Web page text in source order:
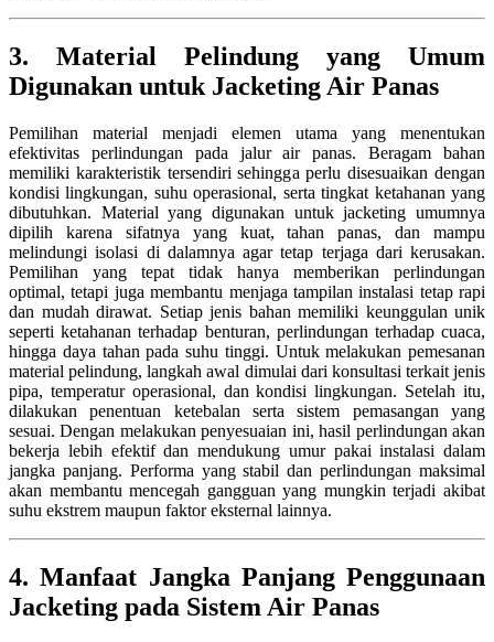
3. Material Pelindung yang Umum
Digunakan untuk Jacketing Air Panas
Pemilihan material menjadi elemen utama yang menentukan
efektivitas perlindungan pada jalur air panas. Beragam bahan
memiliki karakteristik tersendiri sehingga perlu disesuaikan dengan
kondisi lingkungan, suhu operasional, serta tingkat ketahanan yang
dibutuhkan. Material yang digunakan untuk jacketing umumnya
dipilih karena sifatnya yang kuat, tahan panas, dan mampu
melindungi isolasi di dalamnya agar tetap terjaga dari kerusakan.
Pemilihan yang tepat tidak hanya memberikan perlindungan
optimal, tetapi juga membantu menjaga tampilan instalasi tetap rapi
dan mudah dirawat. Setiap jenis bahan memiliki keunggulan unik
seperti ketahanan terhadap benturan, perlindungan terhadap cuaca,
hingga daya tahan pada suhu tinggi. Untuk melakukan pemesanan
material pelindung, langkah awal dimulai dari konsultasi terkait jenis
pipa, temperatur operasional, dan kondisi lingkungan. Setelah itu,
dilakukan penentuan ketebalan serta sistem pemasangan yang
sesuai. Dengan melakukan penyesuaian ini, hasil perlindungan akan
bekerja lebih efektif dan mendukung umur pakai instalasi dalam
jangka panjang. Performa yang stabil dan perlindungan maksimal
akan membantu mencegah gangguan yang mungkin terjadi akibat
suhu ekstrem maupun faktor eksternal lainnya.
4. Manfaat Jangka Panjang Penggunaan
Jacketing pada Sistem Air Panas